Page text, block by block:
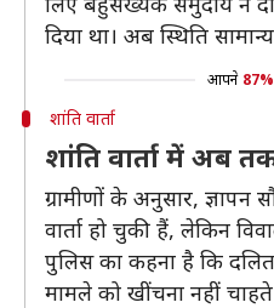
दिया था। अब स्थिति
आपने 87%
शांति वार्ता
शांति वार्ता में अब
ग्रामीणों के अनुसार, ज्ञापन
वार्ता हो चुकी हैं, लेकिन
पुलिस का कहना है कि
मामले को खींचना नहीं